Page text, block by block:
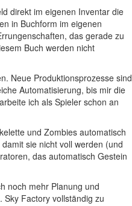
direkt im eigenen Inventar die
in Buchform im eigenen
das gerade zu
Buch werden nicht
Neue Produktionsprozesse sind
Automatisierung, bis mir die
ich als Spieler schon an
und Zombies automatisch
sie nicht voll werden (und
das automatisch Gestein
noch mehr Planung und
Factory vollständig zu